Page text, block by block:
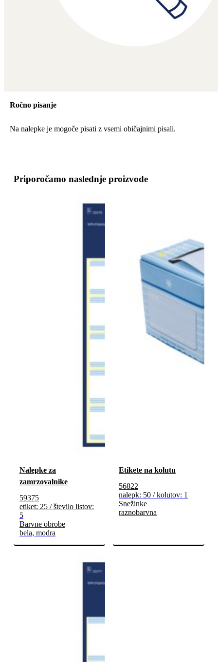
Ročno pisanje
Na nalepke je mogoče pisati z vsemi običajnimi pisali.
Priporočamo naslednje proizvode
Nalepke za
zamrzovalnike
59375
etiket: 25 / število listov:
5
Barvne obrobe
bela, modra
Etikete na kolutu
56822
nalepk: 50 / kolutov: 1
Snežinke
raznobarvna